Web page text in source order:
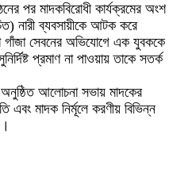
পর মাদকবিরোধী কার্যক্রমের অংশ
নারী ব্যবসায়ীকে আটক করে
গাঁজা সেবনের অভিযোগে এক যুবককে
প্রমাণ না পাওয়ায় তাকে সতর্ক
আলোচনা সভায় মাদকের
এবং মাদক নির্মূলে করণীয় বিভিন্ন